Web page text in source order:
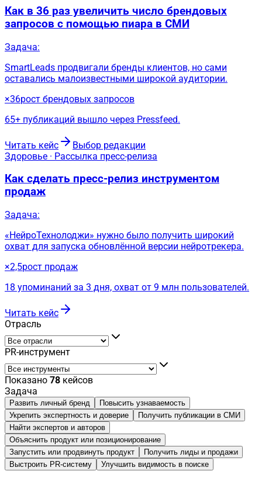
Как в 36 раз увеличить число брендовых
запросов с помощью пиара в СМИ
Задача:
SmartLeads продвигали бренды клиентов, но сами
оставались малоизвестными широкой аудитории.
×36рост брендовых запросов
65+ публикаций вышло через Pressfeed.
Читать кейс
Выбор редакции
Здоровье · Рассылка пресс-релиза
Как сделать пресс-релиз инструментом
продаж
Задача:
«НейроТехнолоджи» нужно было получить широкий
охват для запуска обновлённой версии нейротрекера.
×2,5рост продаж
18 упоминаний за 3 дня, охват от 9 млн пользователей.
Читать кейс
Отрасль
PR-инструмент
Показано 78 кейсов
Задача
Развить личный бренд
Повысить узнаваемость
Укрепить экспертность и доверие
Получить публикации в СМИ
Найти экспертов и авторов
Объяснить продукт или позиционирование
Запустить или продвинуть продукт
Получить лиды и продажи
Выстроить PR-систему
Улучшить видимость в поиске